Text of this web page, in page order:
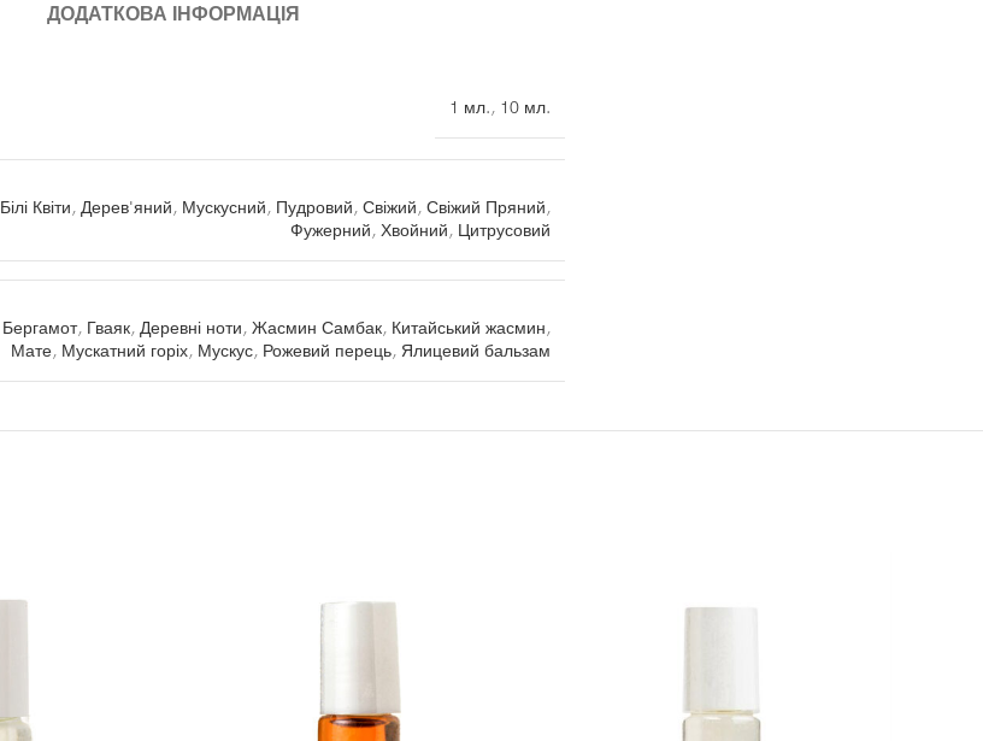
ДОДАТКОВА ІНФОРМАЦІЯ
1 мл., 10 мл.
Білі Квіти, Дерев'яний, Мускусний, Пудровий, Свіжий, Свіжий Пряний,
Фужерний, Хвойний, Цитрусовий
Бергамот, Гваяк, Деревні ноти, Жасмин Самбак, Китайський жасмин,
Мате, Мускатний горіх, Мускус, Рожевий перець, Ялицевий бальзам